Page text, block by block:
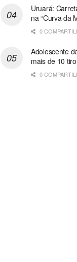
Uruará:
na “Curva da
0
Adolescente
mais de 10
0